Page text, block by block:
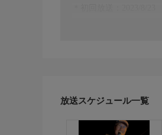
放送スケジュール一覧